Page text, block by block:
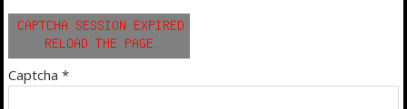
Captcha *